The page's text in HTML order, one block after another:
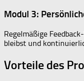
Modul 3:
Regelmäßige
bleibst und
Vorteile des